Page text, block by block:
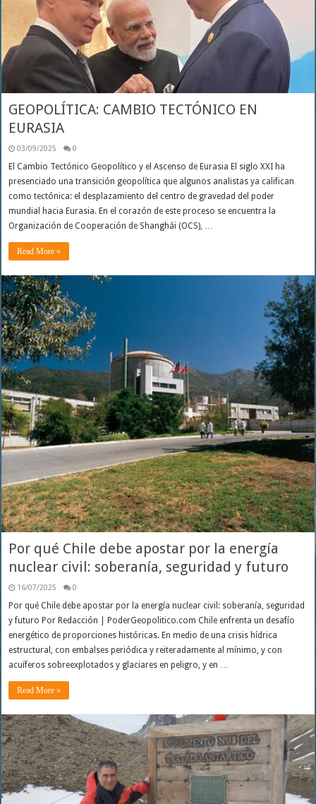
GEOPOLÍTICA: CAMBIO TECTÓNICO EN
EURASIA
03/09/2025 0
El Cambio Tectónico Geopolítico y el Ascenso de Eurasia El siglo XXI ha
presenciado una transición geopolítica que algunos analistas ya califican
como tectónica: el desplazamiento del centro de gravedad del poder
mundial hacia Eurasia. En el corazón de este proceso se encuentra la
Organización de Cooperación de Shanghái (OCS), …
Read More »
Por qué Chile debe apostar por la energía
nuclear civil: soberanía, seguridad y futuro
16/07/2025 0
Por qué Chile debe apostar por la energía nuclear civil: soberanía, seguridad
y futuro Por Redacción | PoderGeopolitico.com Chile enfrenta un desafío
energético de proporciones históricas. En medio de una crisis hídrica
estructural, con embalses periódica y reiteradamente al mínimo, y con
acuíferos sobreexplotados y glaciares en peligro, y en …
Read More »